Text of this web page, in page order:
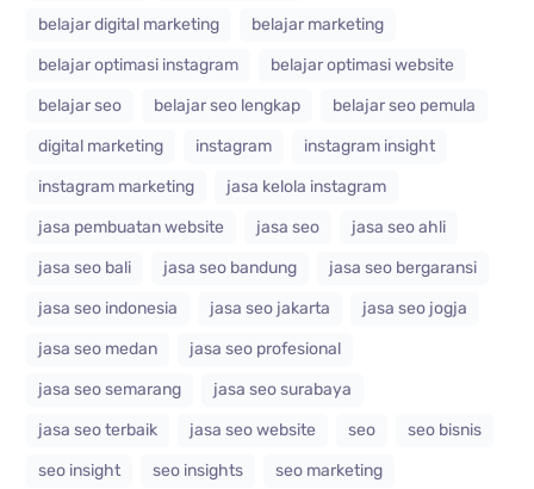
belajar digital marketing
belajar marketing
belajar optimasi instagram
belajar optimasi website
belajar seo
belajar seo lengkap
belajar seo pemula
digital marketing
instagram
instagram insight
instagram marketing
jasa kelola instagram
jasa pembuatan website
jasa seo
jasa seo ahli
jasa seo bali
jasa seo bandung
jasa seo bergaransi
jasa seo indonesia
jasa seo jakarta
jasa seo jogja
jasa seo medan
jasa seo profesional
jasa seo semarang
jasa seo surabaya
jasa seo terbaik
jasa seo website seo
seo bisnis
seo insight
seo insights
seo marketing